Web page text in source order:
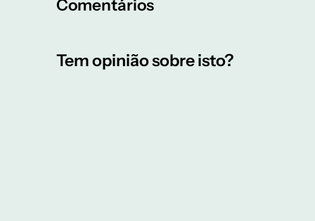
Comentários
Tem opinião sobre isto?